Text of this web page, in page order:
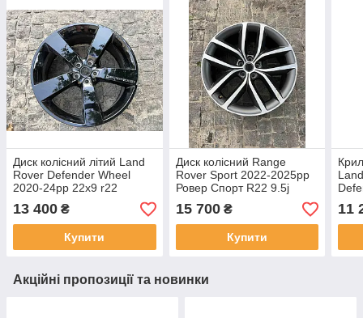
Диск колісний літий Land
Rover Defender Wheel
2020-24рр 22x9 r22
LR132993 оригінал бу,
подряпина, цілий
13 400 ₴
Купити
Диск колісний Range
Rover Sport 2022-2025рр
Ровер Спорт R22 9.5j
LR167054 є подряпина,
оригінал бу, цілий
15 700₴
Купити
бу
11
Акційні пропозиції та новинки